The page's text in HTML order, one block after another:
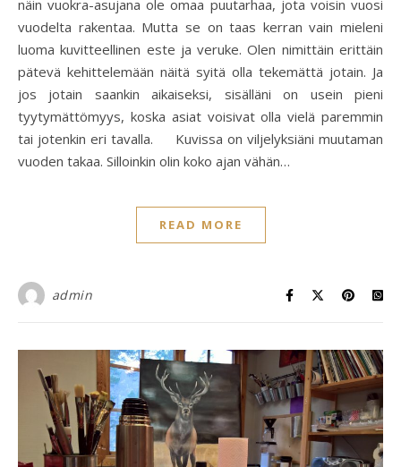
näin vuokra-asujana ole omaa puutarhaa, jota voisin vuosi
vuodelta rakentaa. Mutta se on taas kerran vain mieleni
luoma kuvitteellinen este ja veruke. Olen nimittäin erittäin
pätevä kehittelemään näitä syitä olla tekemättä jotain. Ja
jos jotain saankin aikaiseksi, sisälläni on usein pieni
tyytymättömyys, koska asiat voisivat olla vielä paremmin
tai jotenkin eri tavalla. Kuvissa on viljelyksiäni muutaman
vuoden takaa. Silloinkin olin koko ajan vähän…
READ MORE
admin